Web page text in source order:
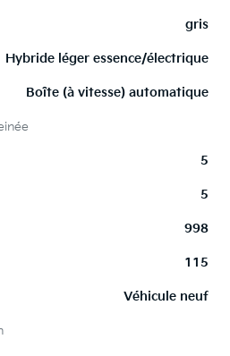
gris
Hybride léger essence/électrique
Boîte (à vitesse) automatique
5
5
998
115
Véhicule neuf